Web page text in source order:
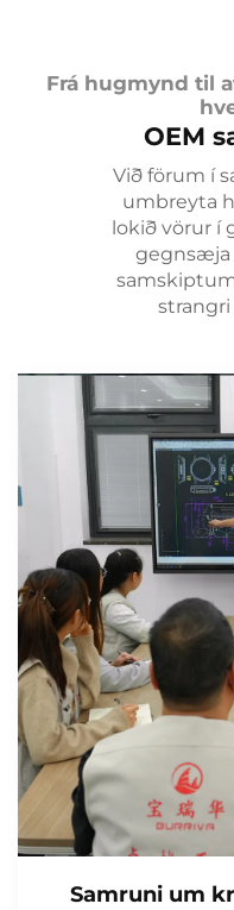
Frá hugmynd til
OEM
Við förum í
umbreyta
lokið vörur í
gegnsæja
Samruni um